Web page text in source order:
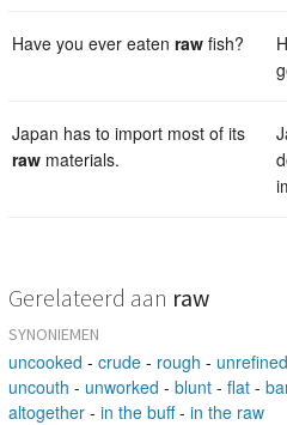
Have you ever eaten raw fish?
Japan has to import most of its
raw materials.
Gerelateerd aan raw
SYNONIEMEN
uncooked - crude - rough - unrefined
uncouth - unworked - blunt - flat -
altogether - in the buff- in the raw